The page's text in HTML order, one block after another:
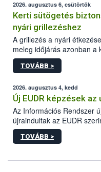
2026. augusztus 6, csütörtök
Kerti sütögetés
nyári grillezéshez
A grillezés a nyári
meleg időjárás azonban a
gyorsabb szaporodásának
ezért nem csupán a
higiéniai szabályok
maradékok szakszerű
biztonsági Hivatal (Nébih)
biztonságos grillezés
TOVÁBB >
2026. augusztus 4, kedd
Új EUDR képzések az
Az Információs Rendszer
újraindultak az EUDR
képzések.
TOVÁBB >